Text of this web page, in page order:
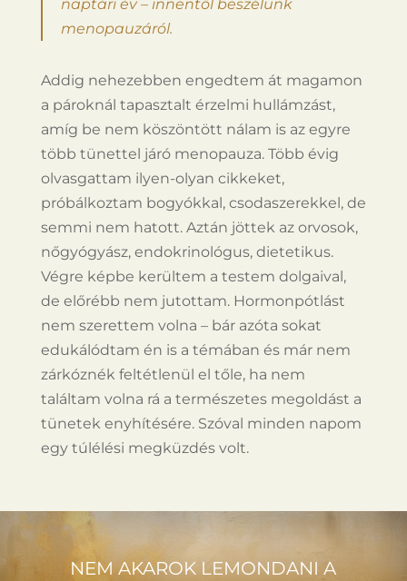
naptári év – innentől beszélünk
menopauzáról.
Addig nehezebben engedtem át magamon
a pároknál tapasztalt érzelmi hullámzást,
amíg be nem köszöntött nálam is az egyre
több tünettel járó menopauza. Több évig
olvasgattam ilyen-olyan cikkeket,
próbálkoztam bogyókkal, csodaszerekkel, de
semmi nem hatott. Aztán jöttek az orvosok,
nőgyógyász, endokrinológus, dietetikus.
Végre képbe kerültem a testem dolgaival,
de előrébb nem jutottam. Hormonpótlást
nem szerettem volna – bár azóta sokat
edukálódtam én is a témában és már nem
zárkóznék feltétlenül el tőle, ha nem
találtam volna rá a természetes megoldást a
tünetek enyhítésére. Szóval minden napom
egy túlélési megküzdés volt.
NEM AKAROK LEMONDANI A